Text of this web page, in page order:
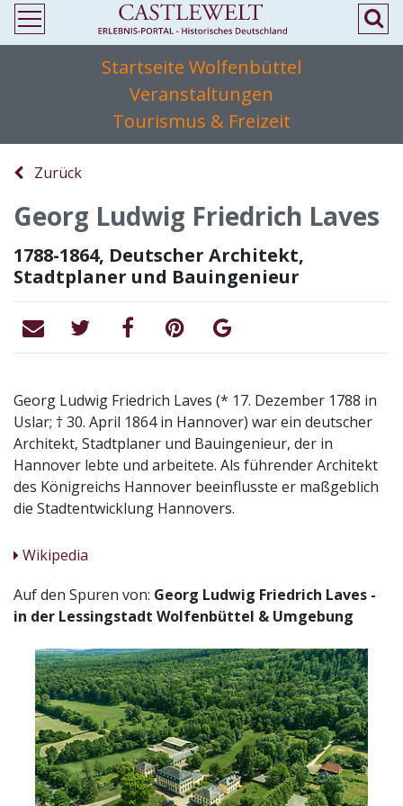
Startseite Wolfenbüttel
Veranstaltungen
Tourismus & Freizeit
Zurück
Georg Ludwig Friedrich Laves
1788-1864, Deutscher Architekt,
Stadtplaner und Bauingenieur
Georg Ludwig Friedrich Laves (* 17. Dezember 1788 in
Uslar; † 30. April 1864 in Hannover) war ein deutscher
Architekt, Stadtplaner und Bauingenieur, der in
Hannover lebte und arbeitete. Als führender Architekt
des Königreichs Hannover beeinflusste er maßgeblich
die Stadtentwicklung Hannovers.
Wikipedia
Auf den Spuren von: Georg Ludwig Friedrich Laves -
in der Lessingstadt Wolfenbüttel & Umgebung